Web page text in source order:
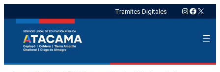
Tramites Digitales Instagram
X